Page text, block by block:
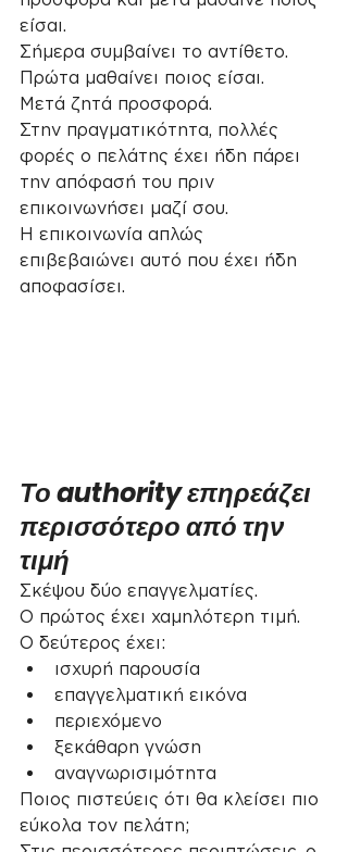
είσαι.
Σήμερα συμβαίνει το αντίθετο.
Πρώτα μαθαίνει ποιος είσαι.
Μετά ζητά προσφορά.
Στην πραγματικότητα, πολλές
φορές ο πελάτης έχει ήδη πάρει
την απόφασή του πριν
επικοινωνήσει μαζί σου.
Η επικοινωνία απλώς
επιβεβαιώνει αυτό που έχει ήδη
αποφασίσει.
Το authority επηρεάζει
περισσότερο από την
τιμή
Σκέψου δύο επαγγελματίες.
Ο πρώτος έχει χαμηλότερη τιμή.
Ο δεύτερος έχει:
ισχυρή παρουσία
επαγγελματική εικόνα
περιεχόμενο
ξεκάθαρη γνώση
αναγνωρισιμότητα
Ποιος πιστεύεις ότι θα κλείσει πιο
εύκολα τον πελάτη;